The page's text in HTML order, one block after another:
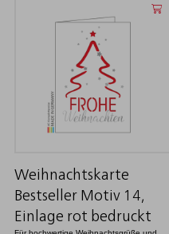
Weihnachtskarte
Bestseller Motiv 14,
Einlage rot bedruckt